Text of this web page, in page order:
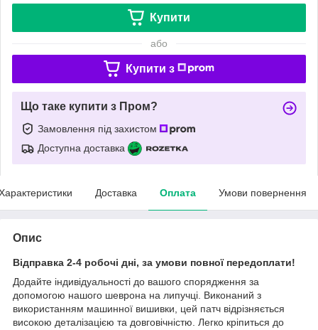
Купити
або
Купити з
Що таке купити з Пром?
Замовлення під захистом
Доступна доставка
Доставка Оплата Умови повернення
Опис
Відправка 2-4 робочі дні, за умови повної передоплати!
Додайте індивідуальності до вашого спорядження за
допомогою нашого шеврона на липучці. Виконаний з
використанням машинної вишивки, цей патч відрізняється
високою деталізацією та довговічністю. Легко кріпиться до